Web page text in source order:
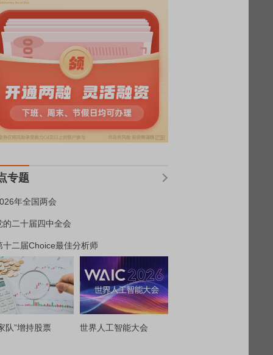
专题
年全国两会
的二十届四中全会
十二届Choice最佳分析师
队”增持股票 世界人工智能大会